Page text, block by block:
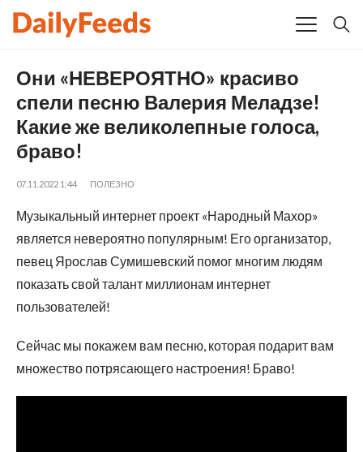
Они «НЕВЕРОЯТНО» красиво
спели песню Валерия Меладзе!
Какие же великолепные голоса,
браво!
07.11.2022 1:44 ПОЛЕЗНО
Музыкальный интернет проект «Народный Махор»
является невероятно популярным! Его организатор,
певец Ярослав Сумишевский помог многим людям
показать свой талант миллионам интернет
пользователей!
Сейчас мы покажем вам песню, которая подарит вам
множество потрясающего настроения! Браво!